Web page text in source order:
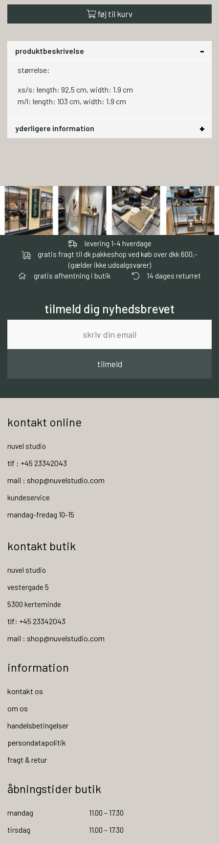
føj til kurv
produktbeskrivelse
størrelse:
xs/s: length: 92.5 cm, width: 1.9 cm
m/l: length: 103 cm, width: 1.9 cm
yderligere information
levering 1-4 hverdage
gratis fragt til dk pakkeshop ved køb over dkk 600,-
(gælder ikke udsalgsvarer)
gratis afhentning i butik
14 dages returret
tilmeld dig nyhedsbrevet
tilmeld
kontakt online
nuvel studio
tlf : +45 23342043
mail : shop@nuvelstudio.com
kundeservice
mandag-fredag 10-15
kontakt butik
nuvel studio
vestergade 5
5300 kerteminde
tlf: +45 23342043
mail : shop@nuvelstudio.com
information
kontakt os
om os
handelsbetingelser
persondatapolitik
fragt & retur
åbningstider butik
mandag
11.00 – 17.30
tirsdag
11.00 – 17.30